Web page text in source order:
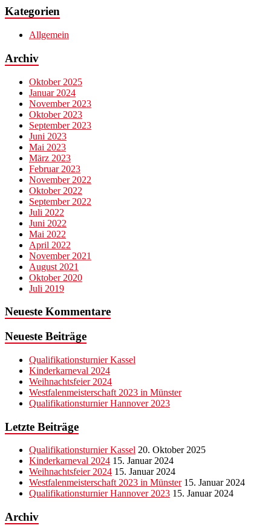
Kategorien
Allgemein
Archiv
Oktober 2025
Januar 2024
November 2023
Oktober 2023
September 2023
Juni 2023
Mai 2023
März 2023
Februar 2023
November 2022
Oktober 2022
September 2022
Juli 2022
Juni 2022
Mai 2022
April 2022
November 2021
August 2021
Oktober 2020
Juli 2019
Neueste Kommentare
Neueste Beiträge
Qualifikationsturnier Kassel
Kinderkarneval 2024
Weihnachtsfeier 2024
Westfalenmeisterschaft 2023 in Münster
Qualifikationsturnier Hannover 2023
Letzte Beiträge
Qualifikationsturnier Kassel 20. Oktober 2025
Kinderkarneval 2024 15. Januar 2024
Weihnachtsfeier 2024 15. Januar 2024
Westfalenmeisterschaft 2023 in Münster 15. Januar 2024
Qualifikationsturnier Hannover 2023 15. Januar 2024
Archiv